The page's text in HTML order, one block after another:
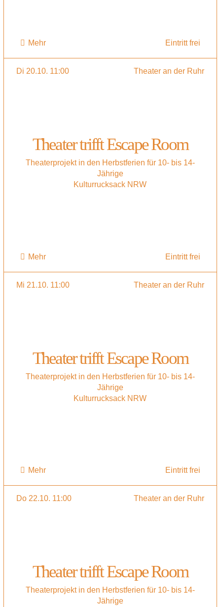
Mehr Eintritt frei
Di 20.10. 11:00 Theater an der Ruhr
Theater trifft Escape Room
Theaterprojekt in den Herbstferien für 10- bis 14-
Jährige
Kulturrucksack NRW
Mehr Eintritt frei
Mi 21.10. 11:00 Theater an der Ruhr
Theater trifft Escape Room
Theaterprojekt in den Herbstferien für 10- bis 14-
Jährige
Kulturrucksack NRW
Mehr Eintritt frei
Do 22.10. 11:00 Theater an der Ruhr
Theater trifft Escape Room
Theaterprojekt in den Herbstferien für 10- bis 14-
Jährige